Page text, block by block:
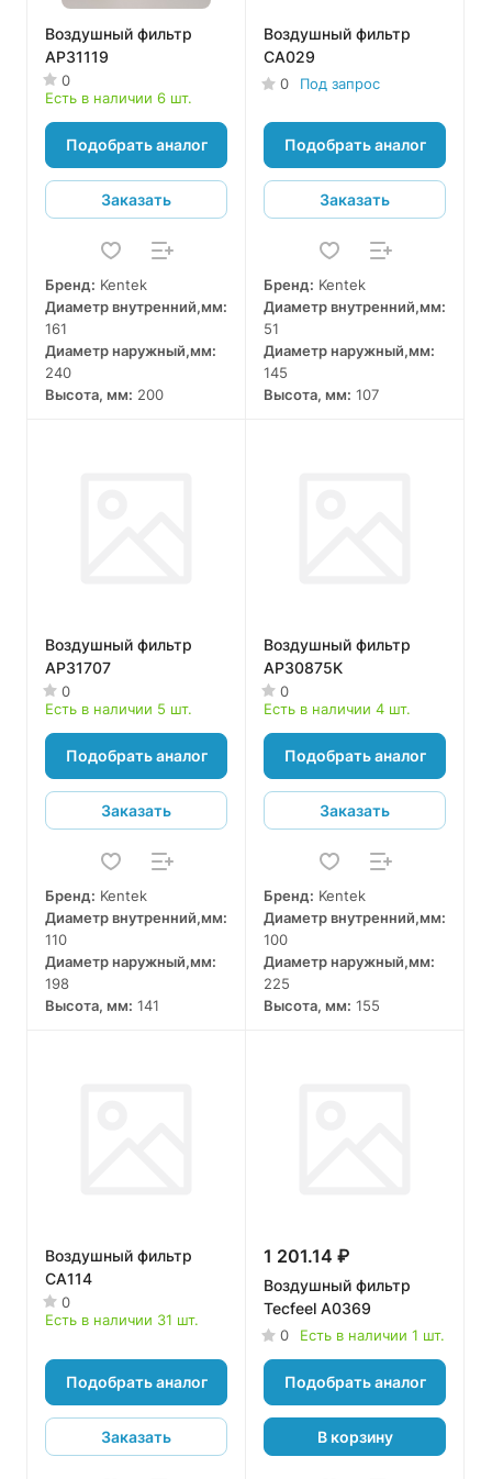
Воздушный фильтр
AP31119
0
Есть в наличии 6 шт.
Подобрать аналог
Заказать
Бренд: Kentek
Диаметр внутренний,мм:
161
Диаметр наружный,мм:
240
Высота, мм: 200
Воздушный фильтр
CA029
0 Под запрос
Подобрать аналог
Заказать
Бренд: Kentek
Диаметр внутренний,мм:
51
Диаметр наружный,мм:
145
Высота, мм: 107
Воздушный фильтр
AP31707
0
Есть в наличии 5 шт.
Подобрать аналог
Заказать
Бренд: Kentek
Диаметр внутренний,мм:
110
Диаметр наружный,мм:
198
Высота, мм: 141
Воздушный фильтр
AP30875K
0
Есть в наличии 4 шт.
Подобрать аналог
Заказать
Бренд: Kentek
Диаметр внутренний,мм:
100
Диаметр наружный,мм:
225
Высота, мм: 155
Воздушный фильтр
CA114
0
Есть в наличии 31 шт.
Подобрать аналог
Заказать
1 201.14 ₽
Воздушный фильтр
Tecfeel A0369
0 Есть в наличии 1 шт.
Подобрать аналог
В корзину